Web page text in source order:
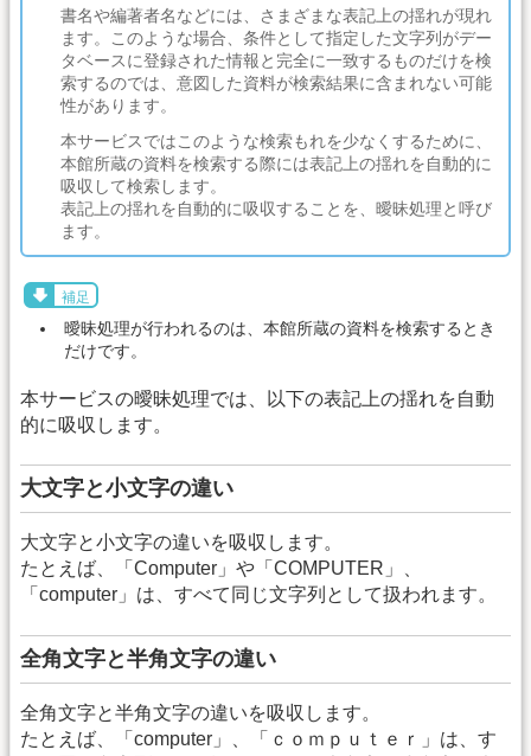
書名や編著者名などには、さまざまな表記上の揺れが現れ
ます。このような場合、条件として指定した文字列がデー
タベースに登録された情報と完全に一致するものだけを検
索するのでは、意図した資料が検索結果に含まれない可能
性があります。
本サービスではこのような検索もれを少なくするために、
本館所蔵の資料を検索する際には表記上の揺れを自動的に
吸収して検索します。
表記上の揺れを自動的に吸収することを、曖昧処理と呼び
ます。
補足
曖昧処理が行われるのは、本館所蔵の資料を検索するとき
だけです。
本サービスの曖昧処理では、以下の表記上の揺れを自動
的に吸収します。
大文字と小文字の違い
大文字と小文字の違いを吸収します。
たとえば、「Computer」や「COMPUTER」、
「computer」は、すべて同じ文字列として扱われます。
全角文字と半角文字の違い
全角文字と半角文字の違いを吸収します。
たとえば、「computer」、「ｃｏｍｐｕｔｅｒ」は、す